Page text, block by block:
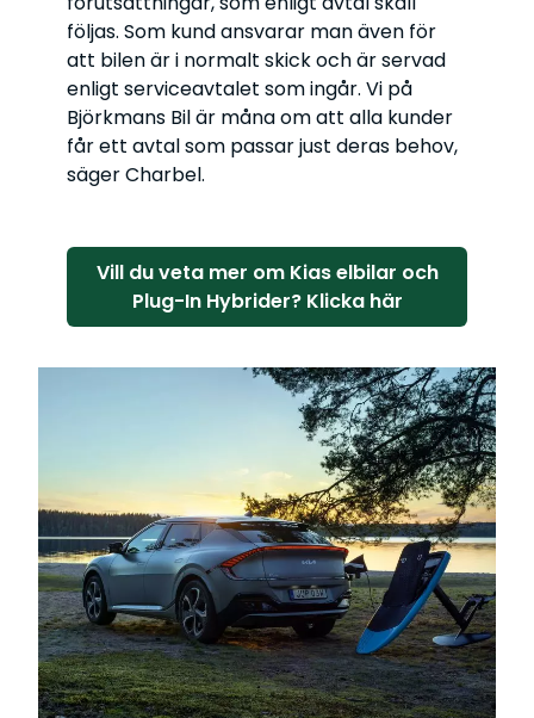
följas. Som kund ansvarar man även för
att bilen är i normalt skick och är servad
enligt serviceavtalet som ingår. Vi på
Björkmans Bil är måna om att alla kunder
får ett avtal som passar just deras behov,
säger Charbel.
Vill du veta mer om Kias elbilar och
Plug-In Hybrider? Klicka här